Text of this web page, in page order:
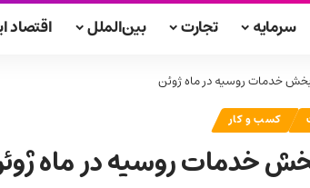
سرمایه تجارت بین‌الملل اقتصاد
خدمات روسیه در ماه ژوئن
کسب و کار
خدمات روسیه در ماه